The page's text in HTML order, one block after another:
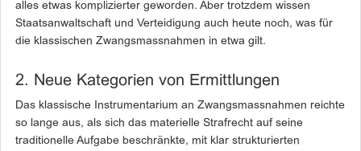
alles etwas komplizierter geworden. Aber trotzdem wissen
Staatsanwaltschaft und Verteidigung auch ­heute noch, was für
die klassischen Zwangsmassnahmen in etwa gilt.
2. Neue Kategorien von Ermittlungen
Das klassische Instrumentarium an Zwangsmassnahmen reichte
so lange aus, als sich das mate­rielle Strafrecht auf seine
traditionelle Aufgabe beschränkte, mit klar strukturierten